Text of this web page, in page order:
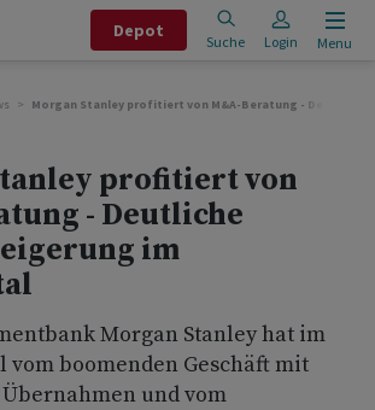
Depot
Suche Login Menu
Morgan Stanley profitiert von M&A-Beratung - Deutliche
profitiert von
- Deutliche
im
Morgan Stanley hat im
‌vom ⁠boomenden Geschäft mit
⁠und vom